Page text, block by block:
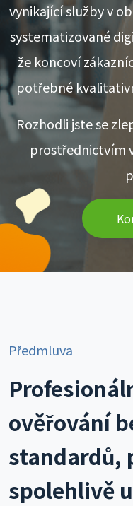
vynikající služby v
systematizované
že koncoví
potřebné
Rozhodli jste se
prostřednictvím
Předmluva
ověřování
standardů,
spolehlivě